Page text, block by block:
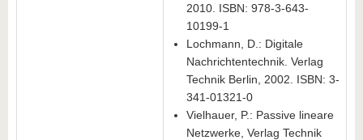
2010. ISBN: 978-3-643-
10199-1
­Lochmann, D.: Digitale
Nachrichtentechnik. Verlag
Technik Berlin, 2002. ISBN: 3-
341-01321-0
­Vielhauer, P.: Passive lineare
Netzwerke, Verlag Technik